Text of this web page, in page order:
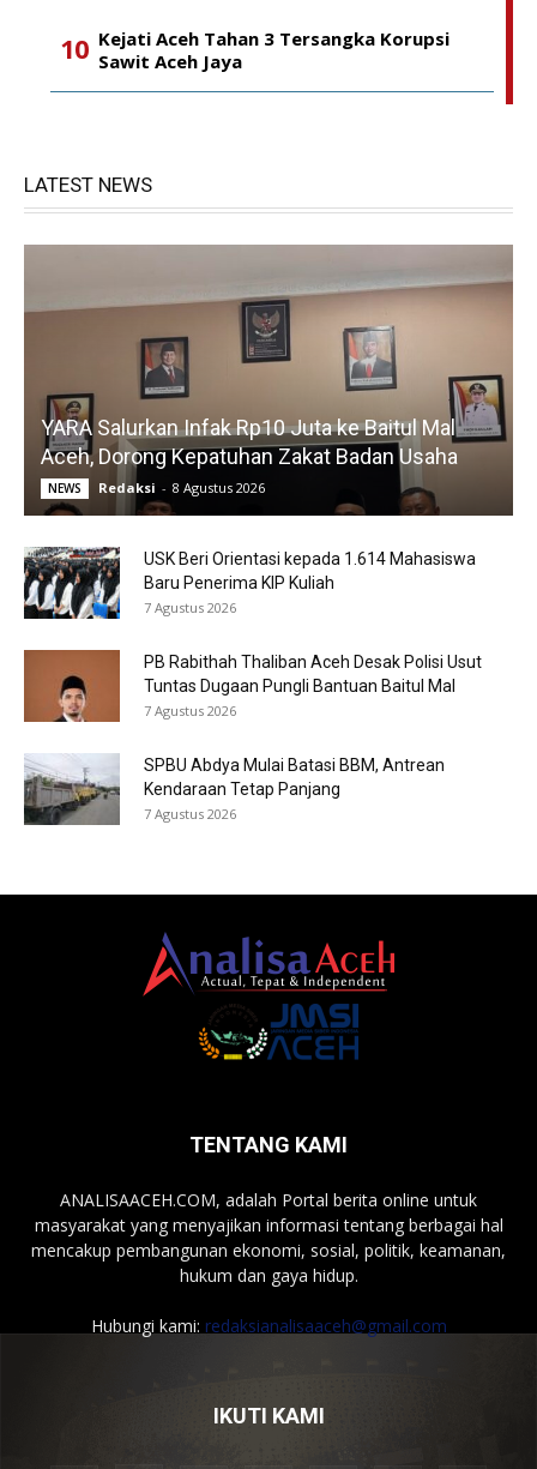
Kejati Aceh Tahan 3 Tersangka Korupsi
Sawit Aceh Jaya
LATEST NEWS
YARA Salurkan Infak Rp10 Juta ke Baitul Mal
Aceh, Dorong Kepatuhan Zakat Badan Usaha
NEWS Redaksi - 8 Agustus 2026
USK Beri Orientasi kepada 1.614 Mahasiswa
Baru Penerima KIP Kuliah
7 Agustus 2026
PB Rabithah Thaliban Aceh Desak Polisi Usut
Tuntas Dugaan Pungli Bantuan Baitul Mal
7 Agustus 2026
SPBU Abdya Mulai Batasi BBM, Antrean
Kendaraan Tetap Panjang
7 Agustus 2026
TENTANG KAMI
ANALISAACEH.COM, adalah Portal berita online untuk
masyarakat yang menyajikan informasi tentang berbagai hal
mencakup pembangunan ekonomi, sosial, politik, keamanan,
hukum dan gaya hidup.
Hubungi kami: redaksianalisaaceh@gmail.com
IKUTI KAMI